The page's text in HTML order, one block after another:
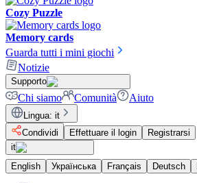
Cozy Puzzle
Memory cards
Guarda tutti i mini giochi
Notizie
Supporto
Chi siamo Comunità Aiuto
Lingua: it
Condividi
Effettuare il login
Registrarsi
it
English
Українська Français Deutsch